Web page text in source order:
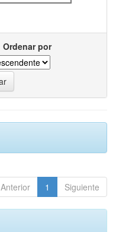
Ordenar por
Anterior 1 Siguiente